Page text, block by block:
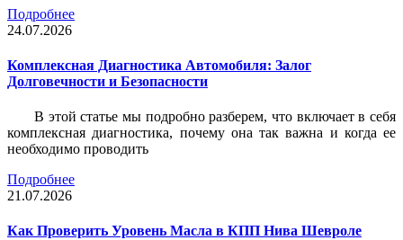
Подробнее
24.07.2026
Комплексная Диагностика Автомобиля: Залог
Долговечности и Безопасности
В этой статье мы подробно разберем, что включает в себя
комплексная диагностика, почему она так важна и когда ее
необходимо проводить
Подробнее
21.07.2026
Как Проверить Уровень Масла в КПП Нива Шевроле